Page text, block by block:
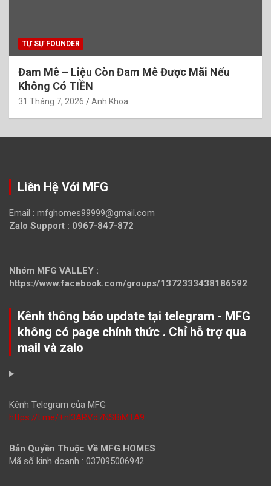
TỰ SỰ FOUNDER
Đam Mê – Liệu Còn Đam Mê Được Mãi Nếu
Không Có TIỀN
31 Tháng 7, 2026 Anh Khoa
Liên Hệ Với MFG
Email : mfghomes99999@gmail.com
Zalo Support : 0967-847-872
Nhóm MFG VALLEY :
https://www.facebook.com/groups/1372333438186592
Kênh thông báo update tại telegram - MFG
không có page chính thức . Chỉ hỗ trợ qua
mail và zalo
Kênh Telegram của MFG
https://t.me/+nl3ARVd7NSBiMTA9
Bản Quyền Thuộc Về MFG.HOMES
Mã số kinh doanh : 037095006942